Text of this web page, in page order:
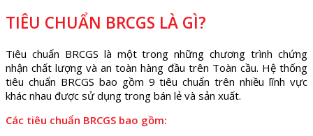
TIÊU CHUẨN BRCGS LÀ GÌ?
Tiêu chuẩn BRCGS là một trong những chương trình chứng
nhận chất lượng và an toàn hàng đầu trên Toàn cầu. Hệ thống
tiêu chuẩn BRCGS bao gồm 9 tiêu chuẩn trên nhiều lĩnh vực
khác nhau được sử dụng trong bán lẻ và sản xuất.
Các tiêu chuẩn BRCGS bao gồm: